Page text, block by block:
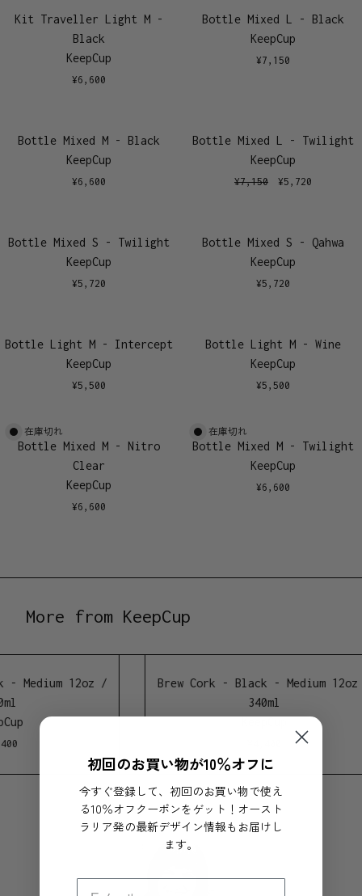
Kit Traveller Light M -
Black
KeepCup
¥6,600
Bottle Mixed L - Black
KeepCup
¥7,150
Bottle Mixed M - Black
KeepCup
¥6,600
Bottle Mixed L - Twilight
KeepCup
¥7,150 ¥5,720
Bottle Mixed S - Twilight
KeepCup
¥5,720
Bottle Mixed S - Qahwa
KeepCup
¥5,720
Bottle Light M - Intercept
KeepCup
¥5,500
Bottle Light M - Wine
KeepCup
¥5,500
在庫切れ
Bottle Mixed M - Nitro
Clear
KeepCup
¥6,600
在庫切れ
Bottle Mixed M - Twilight
KeepCup
¥6,600
More from KeepCup
Medium 12oz /
Brew Cork - Black - Medium 12oz /
340ml
初回のお買い物が10％オフに
今すぐ登録して、初回のお買い物で使え
る10％オフクーポンをゲット！オースト
ラリア発の最新デザイン情報もお届けし
ます。